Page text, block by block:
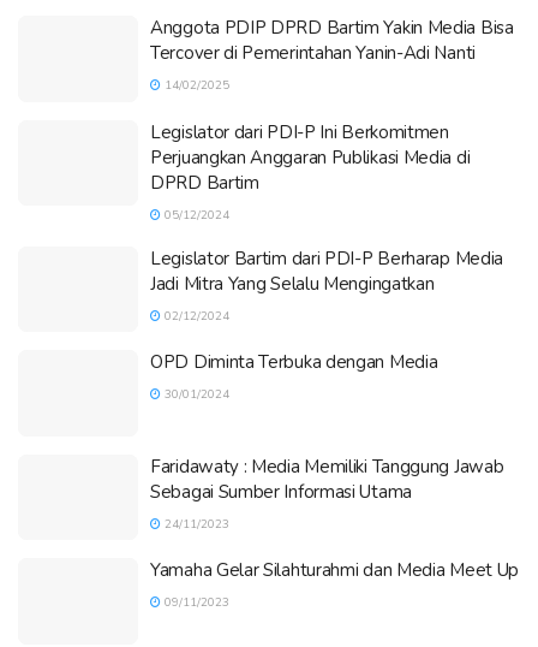
Anggota PDIP DPRD Bartim Yakin Media Bisa
Tercover di Pemerintahan Yanin-Adi Nanti
14/02/2025
Legislator dari PDI-P Ini Berkomitmen
Perjuangkan Anggaran Publikasi Media di
DPRD Bartim
05/12/2024
Legislator Bartim dari PDI-P Berharap Media
Jadi Mitra Yang Selalu Mengingatkan
02/12/2024
OPD Diminta Terbuka dengan Media
30/01/2024
Faridawaty : Media Memiliki Tanggung Jawab
Sebagai Sumber Informasi Utama
24/11/2023
Yamaha Gelar Silahturahmi dan Media Meet Up
09/11/2023